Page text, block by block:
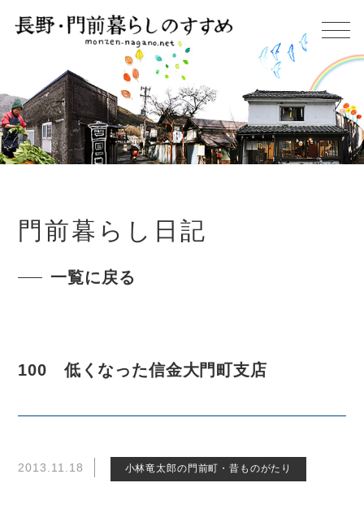
門前暮らし日記
一覧に戻る
100 低くなった信金大門町支店
2013.11.18 小林竜太郎の門前町・昔ものがたり